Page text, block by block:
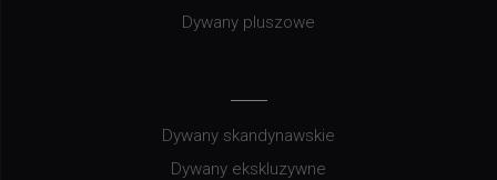
Dywany pluszowe
Dywany skandynawskie
Dywany ekskluzywne